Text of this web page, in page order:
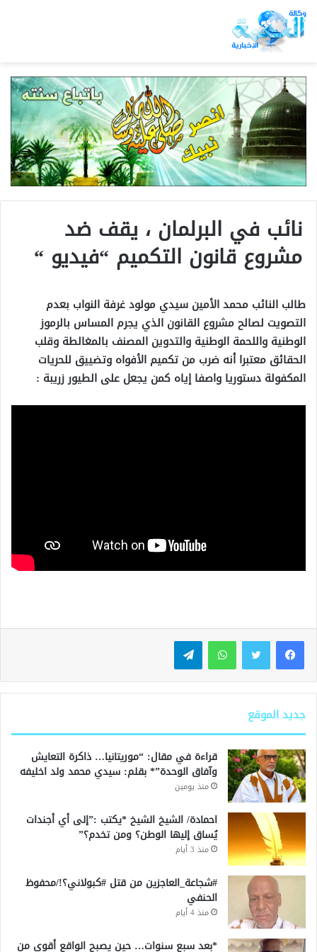
نائب في البرلمان ، يقف ضد
مشروع قانون التكميم “فيديو “
طالب النائب محمد الأمين سيدي مولود غرفة النواب بعدم
التصويت لصالح مشروع القانون الذي يجرم المساس بالرموز
الوطنية واللحمة الوطنية والتدوين المصنف بالمغالطة وقلب
الحقائق معتبرا أنه ضرب من تكميم الأفواه وتضييق للحريات
المكفولة دستوريا واصفا إياه كمن يجعل على الطيور زريبة :
واتساب تيلقرام
جديد الموقع
قراءة في مقال: “موريتانيا… ذاكرة التعايش
وآفاق الوحدة”* بقلم: سيدي محمد ولد اخليفه
منذ يومين
احمادة/ الشيخ الشيخ *يكتب :”إلى أي أجندات
يُساق إليها الوطن؟ ومن تخدم؟”
منذ 3 أيام
#شجاعة_العاجزين من قتل #كبولاني؟!/محفوظ
الحنفي
منذ 4 أيام
*بعد سبع سنوات… حين يصبح الواقع أقوى من